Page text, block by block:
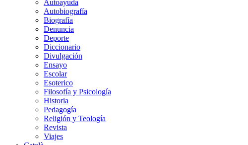
Autoayuda
Autobiografía
Biografía
Denuncia
Deporte
Diccionario
Divulgación
Ensayo
Escolar
Esoterico
Filosofía y Psicología
Historia
Pedagogía
Religión y Teología
Revista
Viajes